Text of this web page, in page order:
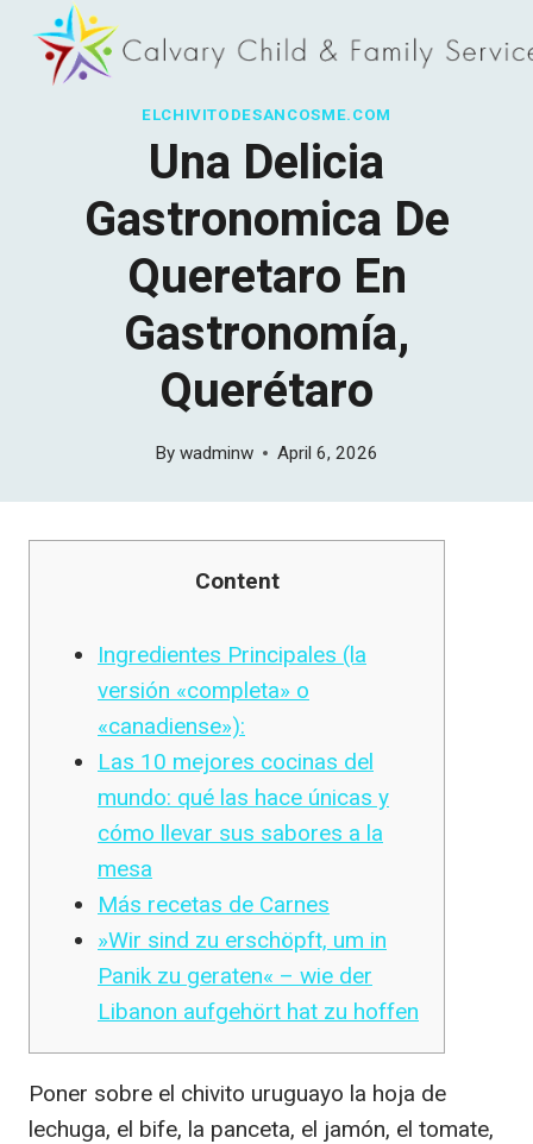
content
ELCHIVITODESANCOSME.COM
Una Delicia
Gastronomica De
Queretaro En
Gastronomía,
Querétaro
By wadminw April 6, 2026
Content
Ingredientes Principales (la
versión «completa» o
«canadiense»):
Las 10 mejores cocinas del
mundo: qué las hace únicas y
cómo llevar sus sabores a la
mesa
Más recetas de Carnes
»Wir sind zu erschöpft, um in
Panik zu geraten« – wie der
Libanon aufgehört hat zu hoffen
Poner sobre el chivito uruguayo la hoja de
lechuga, el bife, la panceta, el jamón, el tomate,